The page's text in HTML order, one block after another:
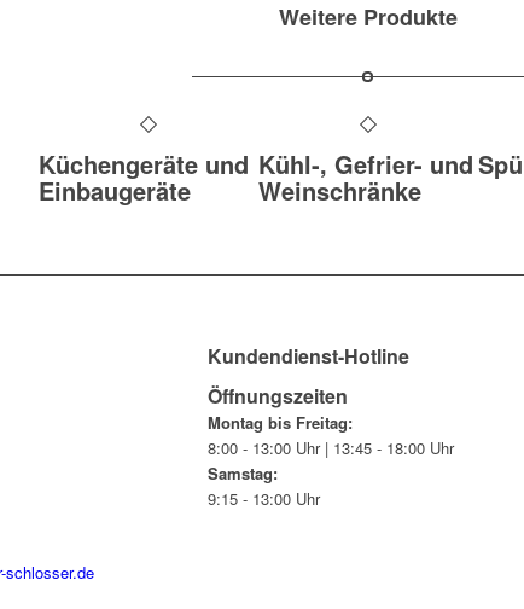
Weitere Produkte
Küchengeräte und
Einbaugeräte
Kühl-, Gefrier- und
Weinschränke
schlosser.de
Kundendienst-Hotline
Öffnungszeiten
Montag bis Freitag:
8:00 - 13:00 Uhr | 13:45 - 18:00 Uhr
Samstag:
9:15 - 13:00 Uhr